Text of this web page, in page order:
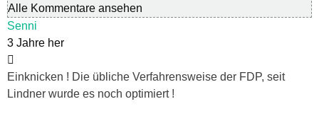
Alle Kommentare ansehen
Senni
3 Jahre her
Einknicken ! Die übliche Verfahrensweise der FDP, seit
Lindner wurde es noch optimiert !